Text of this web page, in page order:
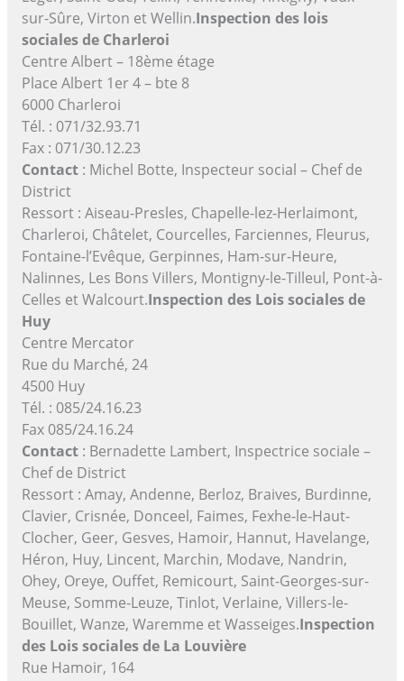
sur-Sûre, Virton et Wellin.Inspection des lois
sociales de Charleroi
Centre Albert – 18ème étage
Place Albert 1er 4 – bte 8
6000 Charleroi
Tél. : 071/32.93.71
Fax : 071/30.12.23
Contact: Michel Botte, Inspecteur social – Chef de
District
Ressort : Aiseau-Presles, Chapelle-lez-Herlaimont,
Charleroi, Châtelet, Courcelles, Farciennes, Fleurus,
Fontaine-l’Evêque, Gerpinnes, Ham-sur-Heure,
Nalinnes, Les Bons Villers, Montigny-le-Tilleul, Pont-à-
Celles et Walcourt.Inspection des Lois sociales de
Huy
Centre Mercator
Rue du Marché, 24
4500 Huy
Tél. : 085/24.16.23
Fax 085/24.16.24
Contact: Bernadette Lambert, Inspectrice sociale –
Chef de District
Ressort : Amay, Andenne, Berloz, Braives, Burdinne,
Clavier, Crisnée, Donceel, Faimes, Fexhe-le-Haut-
Clocher, Geer, Gesves, Hamoir, Hannut, Havelange,
Héron, Huy, Lincent, Marchin, Modave, Nandrin,
Ohey, Oreye, Ouffet, Remicourt, Saint-Georges-sur-
Meuse, Somme-Leuze, Tinlot, Verlaine, Villers-le-
Bouillet, Wanze, Waremme et Wasseiges.Inspection
des Lois sociales de La Louvière
Rue Hamoir, 164